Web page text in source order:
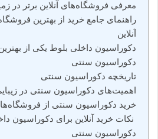
معرفی فروشگاه‌های آنلاین برتر در
راهنمای جامع خرید از بهترین
آنلاین
دکوراسیون داخلی بلوط یکی از
دکوراسیون سنتی
تاریخچه دکوراسیون سنتی
اهمیت‌های دکوراسیون سنتی در
خرید دکوراسیون سنتی از
نکات خرید آنلاین برای دکوراسیون
دکوراسیون سنتی